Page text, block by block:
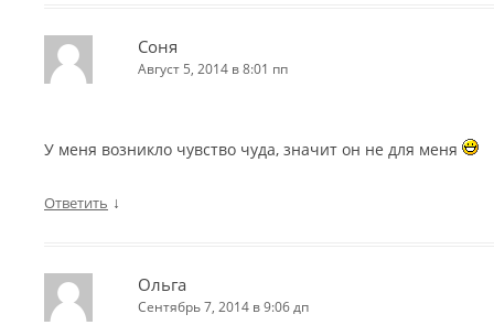
Соня
Август 5, 2014 в 8:01 пп
У меня возникло чувство чуда, значит он не для меня
Ответить ↓
Ольга
Сентябрь 7, 2014 в 9:06 дп